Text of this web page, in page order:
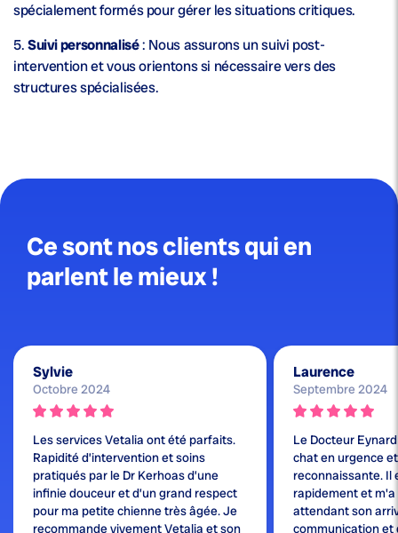
spécialement formés pour gérer les situations critiques.
5.Suivi personnalisé: Nous assurons un suivi post-
intervention et vous orientons si nécessaire vers des
structures spécialisées.
Ce sont nos clients qui en
parlent le mieux !
Sylvie
Octobre 2024
Les services Vetalia ont été parfaits.
Rapidité d’intervention et soins
pratiqués par le Dr Kerhoas d’une
infinie douceur et d’un grand respect
pour ma petite chienne très âgée. Je
recommande vivement Vetalia et son
Laurence
Septembre 2024
Le Docteur
chat en urgence
reconnaissante. Il
rapidement et m'a
attendant son
communication et